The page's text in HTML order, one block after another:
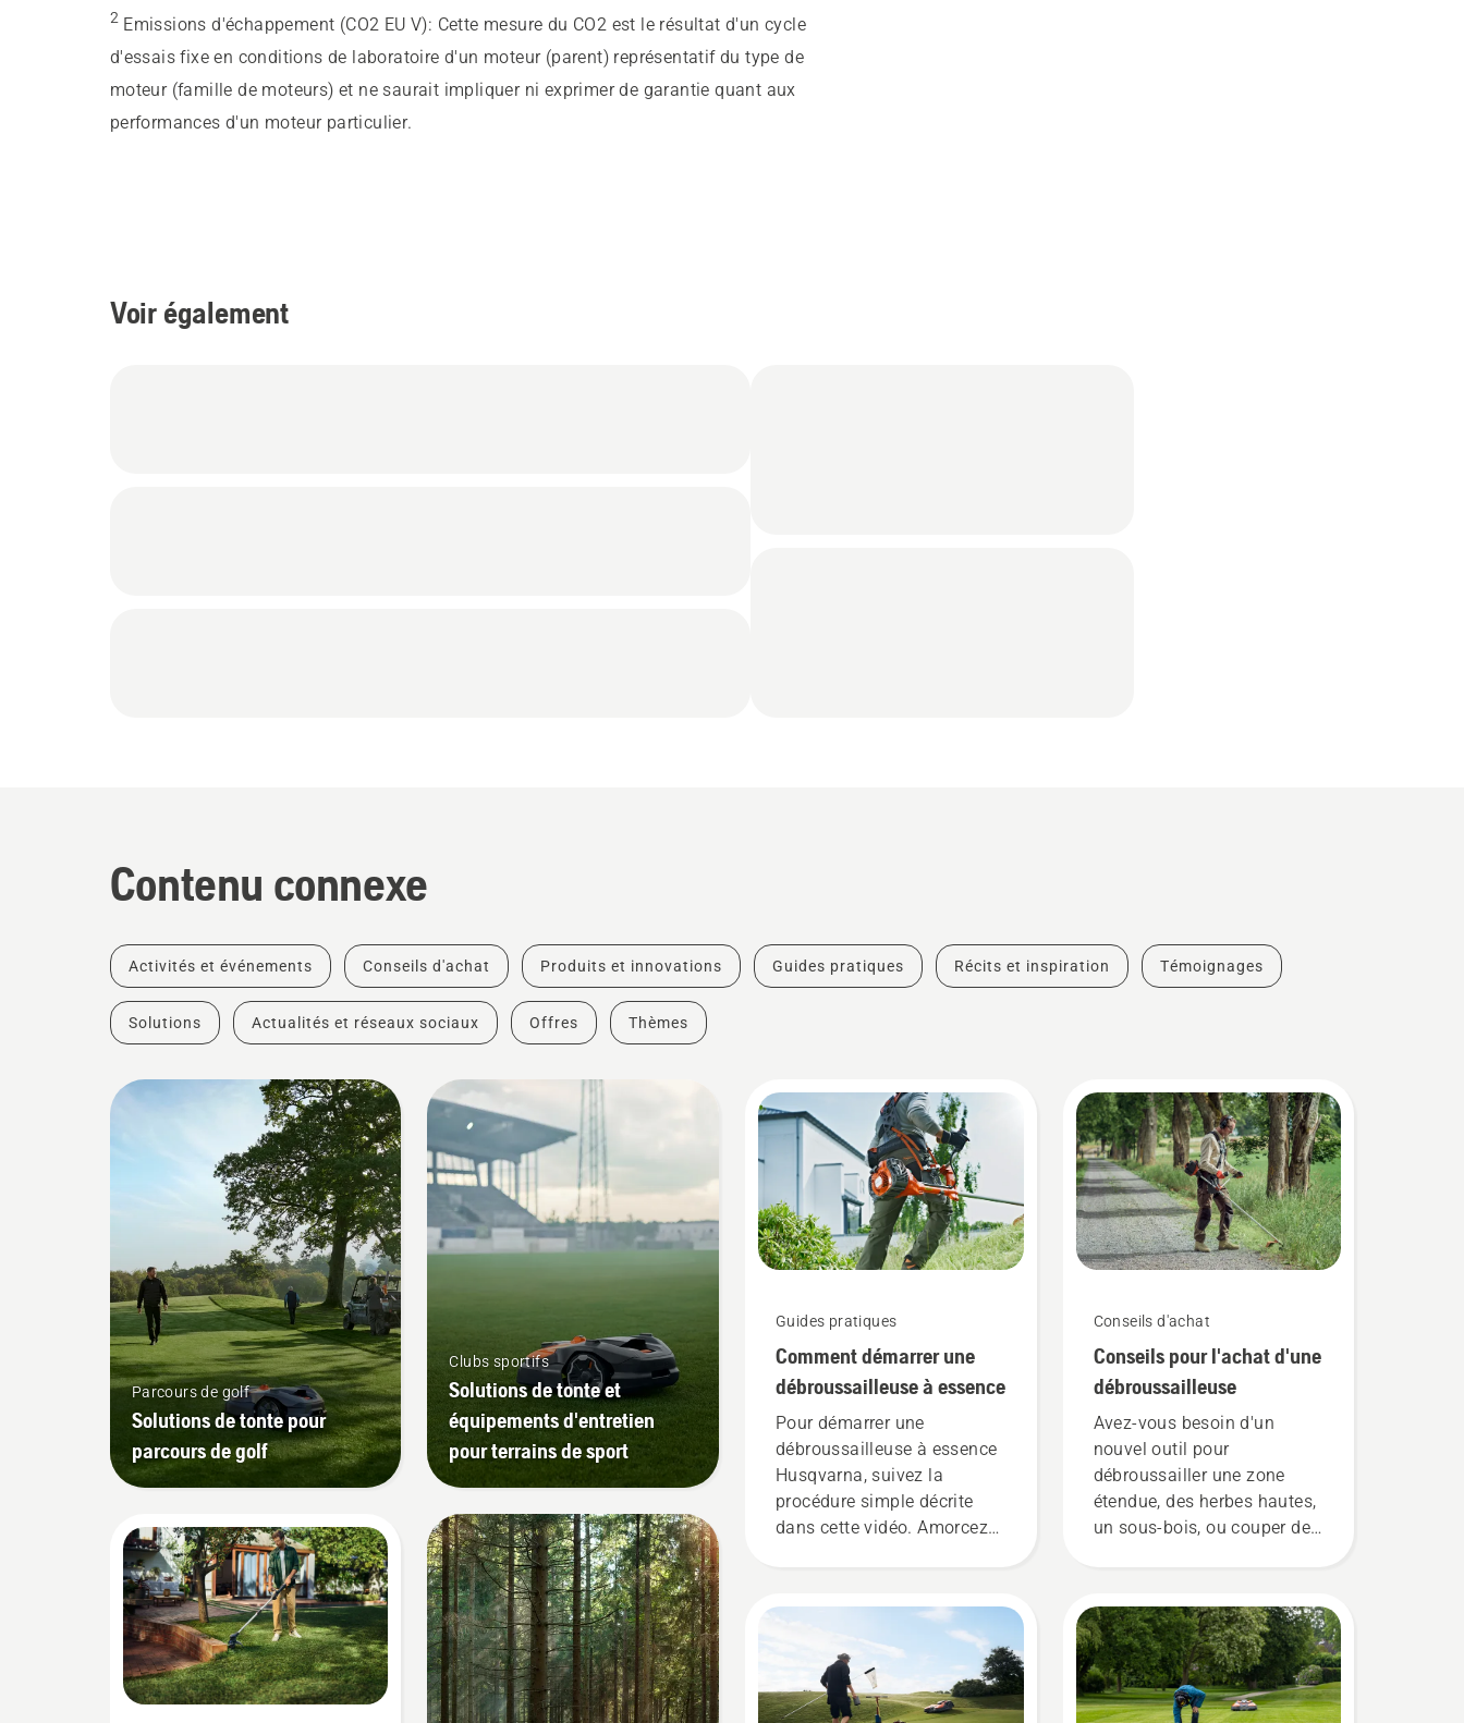
2 Emissions d'échappement (CO2 EU V): Cette mesure du CO2 est le résultat d'un cycle
d'essais fixe en conditions de laboratoire d'un moteur (parent) représentatif du type de
moteur (famille de moteurs) et ne saurait impliquer ni exprimer de garantie quant aux
performances d'un moteur particulier.
Voir également
Contenu connexe
Activités et événements Conseils d'achat Produits et innovations Guides pratiques Récits et inspiration Témoignages
Solutions Actualités et réseaux sociaux Offres Thèmes
Parcours de golf
Solutions de tonte pour
parcours de golf
Clubs sportifs
Solutions de tonte et
équipements d'entretien
pour terrains de sport
Guides pratiques
Comment démarrer une
débroussailleuse à essence
Pour démarrer une
débroussailleuse à essence
Husqvarna, suivez la
procédure simple décrite
dans cette vidéo. Amorcez
l'ampoule, activez le starter
et tirez sur la corde du
lanceur jusqu'à ce que le
moteur s'allume. Éteignez le
starter lorsque le moteur
Conseils d'achat
Conseils pour l'achat d'une
débroussailleuse
Avez-vous besoin d'un
nouvel outil pour
débroussailler une zone
étendue, des herbes hautes,
un sous-bois, ou couper des
points à garder à l'esprit
avant d'acheter une
débroussailleuse.